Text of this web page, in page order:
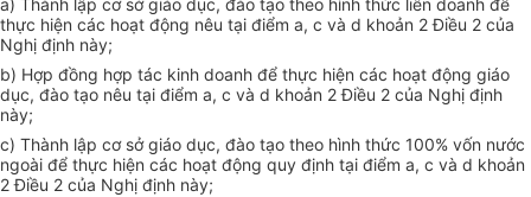
a) Thành lập cơ sở giáo dục, đào tạo theo hình thức liên doanh để
thực hiện các hoạt động nêu tại điểm a, c và d khoản 2 Điều 2 của
Nghị định này;
b) Hợp đồng hợp tác kinh doanh để thực hiện các hoạt động giáo
dục, đào tạo nêu tại điểm a, c và d khoản 2 Điều 2 của Nghị định
này;
c) Thành lập cơ sở giáo dục, đào tạo theo hình thức 100% vốn nước
ngoài để thực hiện các hoạt động quy định tại điểm a, c và d khoản
2 Điều 2 của Nghị định này;